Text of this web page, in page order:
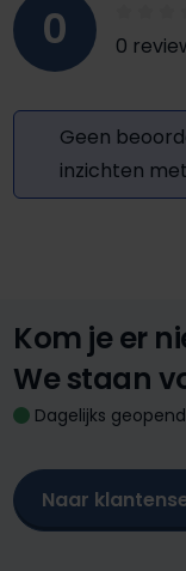
0 0
Geen
inzichten
Kom je er
We staan
Dagelijks geopend
Naar